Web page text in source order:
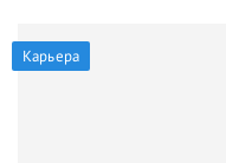
Карьера